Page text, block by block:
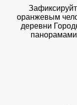
оранжевым
деревни
панорамами